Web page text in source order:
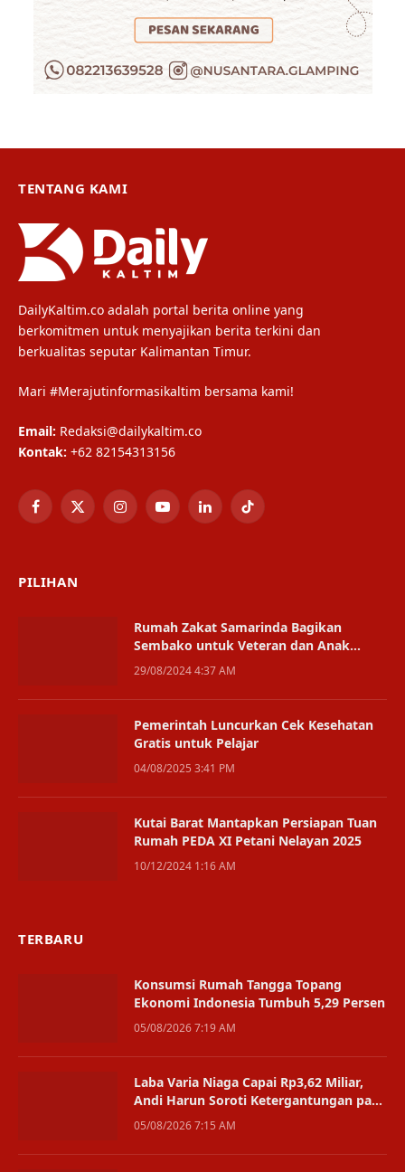
TENTANG KAMI
DailyKaltim.co adalah portal berita online yang
berkomitmen untuk menyajikan berita terkini dan
berkualitas seputar Kalimantan Timur.
Mari #Merajutinformasikaltim bersama kami!
Email: Redaksi@dailykaltim.co
Kontak: +62 82154313156
Facebook
X
InstagramYouTubeLinkedInTikTok
PILIHAN
Rumah Zakat Samarinda Bagikan
Sembako untuk Veteran dan Anak
Yatim
29/08/2024 4:37 AM
Pemerintah Luncurkan Cek Kesehatan
Gratis untuk Pelajar
04/08/2025 3:41 PM
Kutai Barat Mantapkan Persiapan Tuan
Rumah PEDA XI Petani Nelayan 2025
10/12/2024 1:16 AM
TERBARU
Konsumsi Rumah Tangga Topang
Ekonomi Indonesia Tumbuh 5,29 Persen
05/08/2026 7:19 AM
Laba Varia Niaga Capai Rp3,62 Miliar,
Andi Harun Soroti Ketergantungan pada
Satu Bisnis
05/08/2026 7:15 AM